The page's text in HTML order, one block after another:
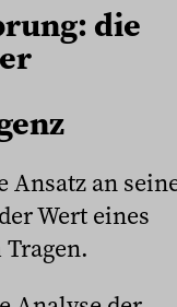
die
an
Wert eines